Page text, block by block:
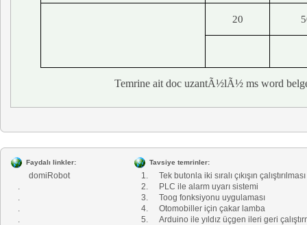
20
Temrine ait doc uzantÃ½lÃ½ ms word
Faydalı linkler:
domiRobot
.
.
.
.
Tavsiye temrinler:
1.
Tek butonla iki sıralı çıkışın çalıştırılması
2.
PLC ile alarm uyarı sistemi
3.
Toog fonksiyonu uygulaması
4.
Otomobiller için çakar lamba
5.
Arduino ile yıldız üçgen ileri geri